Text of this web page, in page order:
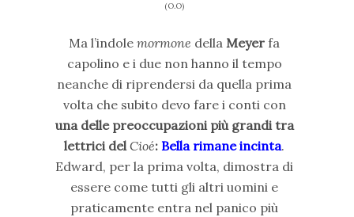
(O.O)
Ma l’indole mormone dellaMeyer fa
capolino e i due non hanno il tempo
neanche di riprendersi da quella prima
volta che subito devo fare i conti con
una delle preoccupazioni più grandi tra
lettrici delCioé:Bella rimane incinta.
Edward, per la prima volta, dimostra di
essere come tutti gli altri uomini e
praticamente entra nel panico più